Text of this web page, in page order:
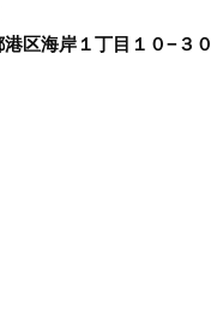
区海岸１丁目１０−３０